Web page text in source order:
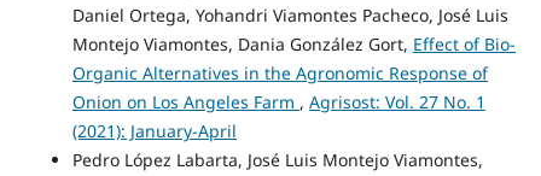
Daniel Ortega, Yohandri Viamontes Pacheco, José Luis
Montejo Viamontes, Dania González Gort, Effect of Bio-
Organic Alternatives in the Agronomic Response of
Onion on Los Angeles Farm , Agrisost: Vol. 27 No. 1
(2021): January-April
Pedro López Labarta, José Luis Montejo Viamontes,